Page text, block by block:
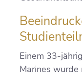
Einem 33-
Marines wurde